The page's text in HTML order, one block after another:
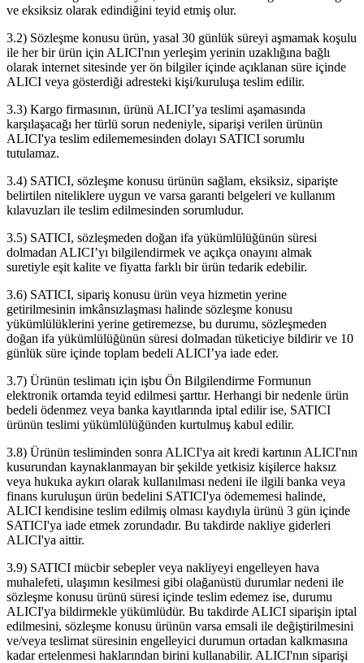
ve eksiksiz olarak edindiğini teyid etmiş olur.
3.2) Sözleşme konusu ürün, yasal 30 günlük süreyi aşmamak koşulu
ile her bir ürün için ALICI'nın yerleşim yerinin uzaklığına bağlı
olarak internet sitesinde yer ön bilgiler içinde açıklanan süre içinde
ALICI veya gösterdiği adresteki kişi/kuruluşa teslim edilir.
3.3) Kargo firmasının, ürünü ALICI’ya teslimi aşamasında
karşılaşacağı her türlü sorun nedeniyle, siparişi verilen ürünün
ALICI'ya teslim edilememesinden dolayı SATICI sorumlu
tutulamaz.
3.4) SATICI, sözleşme konusu ürünün sağlam, eksiksiz, siparişte
belirtilen niteliklere uygun ve varsa garanti belgeleri ve kullanım
kılavuzları ile teslim edilmesinden sorumludur.
3.5) SATICI, sözleşmeden doğan ifa yükümlülüğünün süresi
dolmadan ALICI’yı bilgilendirmek ve açıkça onayını almak
suretiyle eşit kalite ve fiyatta farklı bir ürün tedarik edebilir.
3.6) SATICI, sipariş konusu ürün veya hizmetin yerine
getirilmesinin imkânsızlaşması halinde sözleşme konusu
yükümlülüklerini yerine getiremezse, bu durumu, sözleşmeden
doğan ifa yükümlülüğünün süresi dolmadan tüketiciye bildirir ve 10
günlük süre içinde toplam bedeli ALICI’ya iade eder.
3.7) Ürünün teslimatı için işbu Ön Bilgilendirme Formunun
elektronik ortamda teyid edilmesi şarttır. Herhangi bir nedenle ürün
bedeli ödenmez veya banka kayıtlarında iptal edilir ise, SATICI
ürünün teslimi yükümlülüğünden kurtulmuş kabul edilir.
3.8) Ürünün tesliminden sonra ALICI'ya ait kredi kartının ALICI'nın
kusurundan kaynaklanmayan bir şekilde yetkisiz kişilerce haksız
veya hukuka aykırı olarak kullanılması nedeni ile ilgili banka veya
finans kuruluşun ürün bedelini SATICI'ya ödememesi halinde,
ALICI kendisine teslim edilmiş olması kaydıyla ürünü 3 gün içinde
SATICI'ya iade etmek zorundadır. Bu takdirde nakliye giderleri
ALICI'ya aittir.
3.9) SATICI mücbir sebepler veya nakliyeyi engelleyen hava
muhalefeti, ulaşımın kesilmesi gibi olağanüstü durumlar nedeni ile
sözleşme konusu ürünü süresi içinde teslim edemez ise, durumu
ALICI'ya bildirmekle yükümlüdür. Bu takdirde ALICI siparişin iptal
edilmesini, sözleşme konusu ürünün varsa emsali ile değiştirilmesini
ve/veya teslimat süresinin engelleyici durumun ortadan kalkmasına
kadar ertelenmesi haklarından birini kullanabilir. ALICI'nın siparişi